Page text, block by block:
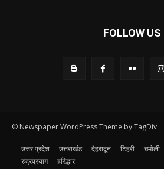
FOLLOW US
© Newspaper WordPress Theme by TagDiv
उत्तर प्रदेश उत्तराखंड देहरादून टिहरी चमोली
रुद्रप्रयाग
हरिद्धार